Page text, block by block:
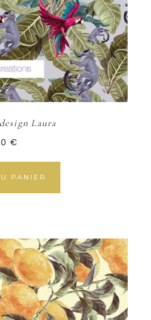
Laura
€
PANIER